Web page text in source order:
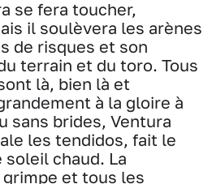
se fera toucher,
il soulèvera les arènes
de risques et son
terrain et du toro. Tous
là, bien là et
à la gloire à
sans brides, Ventura
les tendidos, fait le
soleil chaud. La
et tous les